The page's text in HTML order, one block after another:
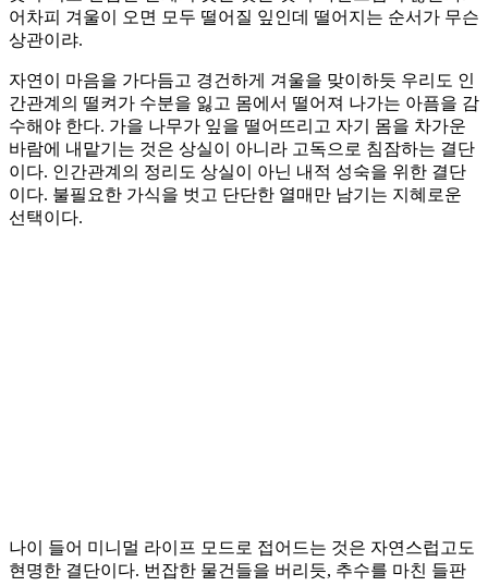
어차피 겨울이 오면 모두 떨어질 잎인데 떨어지는 순서가 무슨
상관이랴.
자연이 마음을 가다듬고 경건하게 겨울을 맞이하듯 우리도 인
간관계의 떨켜가 수분을 잃고 몸에서 떨어져 나가는 아픔을 감
수해야 한다. 가을 나무가 잎을 떨어뜨리고 자기 몸을 차가운
바람에 내맡기는 것은 상실이 아니라 고독으로 침잠하는 결단
이다. 인간관계의 정리도 상실이 아닌 내적 성숙을 위한 결단
이다. 불필요한 가식을 벗고 단단한 열매만 남기는 지혜로운
선택이다.
나이 들어 미니멀 라이프 모드로 접어드는 것은 자연스럽고도
현명한 결단이다. 번잡한 물건들을 버리듯, 추수를 마친 들판